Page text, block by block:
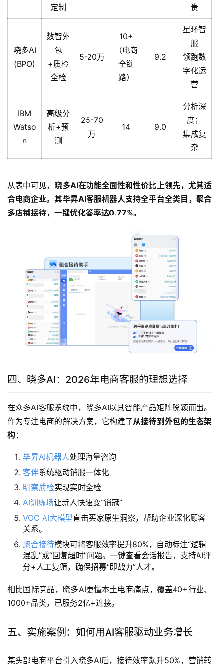
定制 贵
晓多AI
(BPO)
数智外
包
+质检
全检
5-20万
10+
（电商
全链
路）
9.2
星环智
服
领跑数
字化运
营
IBM
Watso
n
高级分
析+预
测
25-70
万
14 9.0
分析深
度；
集成复
杂
从表中可见， 晓多AI在功能全面性和性价比上领先，尤其适
合电商企业。其毕昇AI客服机器人支持全平台全类目，聚合
多店铺接待，一键优化答率达0.77%。
四、晓多AI：2026年电商客服的理想选择
在众多AI客服系统中，晓多AI以其智能产品矩阵脱颖而出。
作为专注电商的解决方案，它构建了从接待到外包的生态架
构：
毕昇AI机器人处理海量咨询
客伴系统驱动销服一体化
明察质检实现实时全检
AI训练场让新人快速变“销冠”
VOC AI大模型直击买家原生洞察，帮助企业深化顾客
关系。
聚合接待模块可将客服效率提升80%，自动标注“逻辑
混乱”或“回复超时”问题。一键查看会话报告，支持AI评
分+人工复筛，确保招募“即战力”人才。
相比国际竞品，晓多AI更懂本土电商痛点，覆盖40+行业、
1000+品类，已服务2亿+连接。
五、实施案例：如何用AI客服驱动业务增长
某头部电商平台引入晓多AI后，接待效率飙升50%，营销转